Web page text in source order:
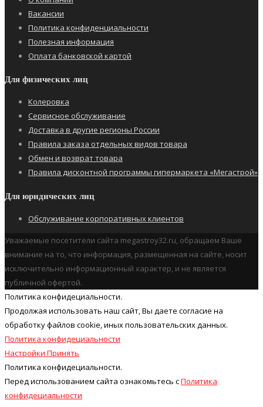
Вакансии
Политика конфиденциальности
Полезная информация
Оплата банковской картой
Для физических лиц
Колеровка
Сервисное обслуживание
Доставка в другие регионы России
Правила заказа отдельных видов товара
Обмен и возврат товара
Правила дисконтной программы гипермаркета «Мегастрой»
Для юридических лиц
Обслуживание корпоративных клиентов
Уважаемые посетители сайта megastroy32.ru, обращаем Ваше
внимание на то, что информация, размещенная на сайте, носит
исключительно информационный характер, и не является
публичной офертой.
Политика конфидециальности.
Продолжая использовать наш cайт, Вы даете согласие на
обработку файлов cookie, иных пользовательских данных.
Политика конфидециальности
Настройки Принять
Политика конфидециальности.
Перед использованием сайта ознакомьтесь сПолитика
конфидециальности